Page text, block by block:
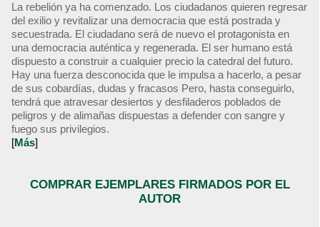
La rebelión ya ha comenzado. Los ciudadanos quieren regresar
del exilio y revitalizar una democracia que está postrada y
secuestrada. El ciudadano será de nuevo el protagonista en
una democracia auténtica y regenerada. El ser humano está
dispuesto a construir a cualquier precio la catedral del futuro.
Hay una fuerza desconocida que le impulsa a hacerlo, a pesar
de sus cobardías, dudas y fracasos Pero, hasta conseguirlo,
tendrá que atravesar desiertos y desfiladeros poblados de
peligros y de alimañas dispuestas a defender con sangre y
fuego sus privilegios.
[Más]
COMPRAR EJEMPLARES FIRMADOS POR EL
AUTOR